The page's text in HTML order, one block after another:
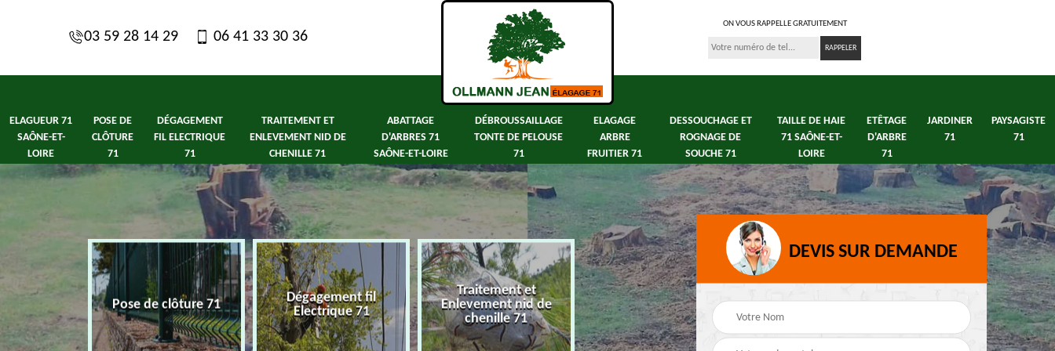
03 59 28 14 29 06 41 33 30 36
ON VOUS RAPPELLE GRATUITEMENT
ELAGUEUR 71
SAÔNE-ET-
LOIRE
POSE DE
CLÔTURE
71
DÉGAGEMENT
FIL ELECTRIQUE
71
TRAITEMENT ET
ENLEVEMENT NID DE
CHENILLE 71
ABATTAGE
D'ARBRES 71
SAÔNE-ET-LOIRE
DÉBROUSSAILLAGE
TONTE DE PELOUSE
71
ELAGAGE
ARBRE
FRUITIER 71
DESSOUCHAGE ET
ROGNAGE DE
SOUCHE 71
TAILLE DE HAIE
71 SAÔNE-ET-
LOIRE
ETÊTAGE
D'ARBRE
71
JARDINER
71
PAYSAGISTE
71
Saône-et-
Pose de clôture 71
Dégagement fil
Electrique 71
Traitement et
Enlevement nid de
chenille 71
Abattage d'arbres 71
Saône-et-Loire
Elagage arbre fruitier
71
DEVIS SUR DEMANDE